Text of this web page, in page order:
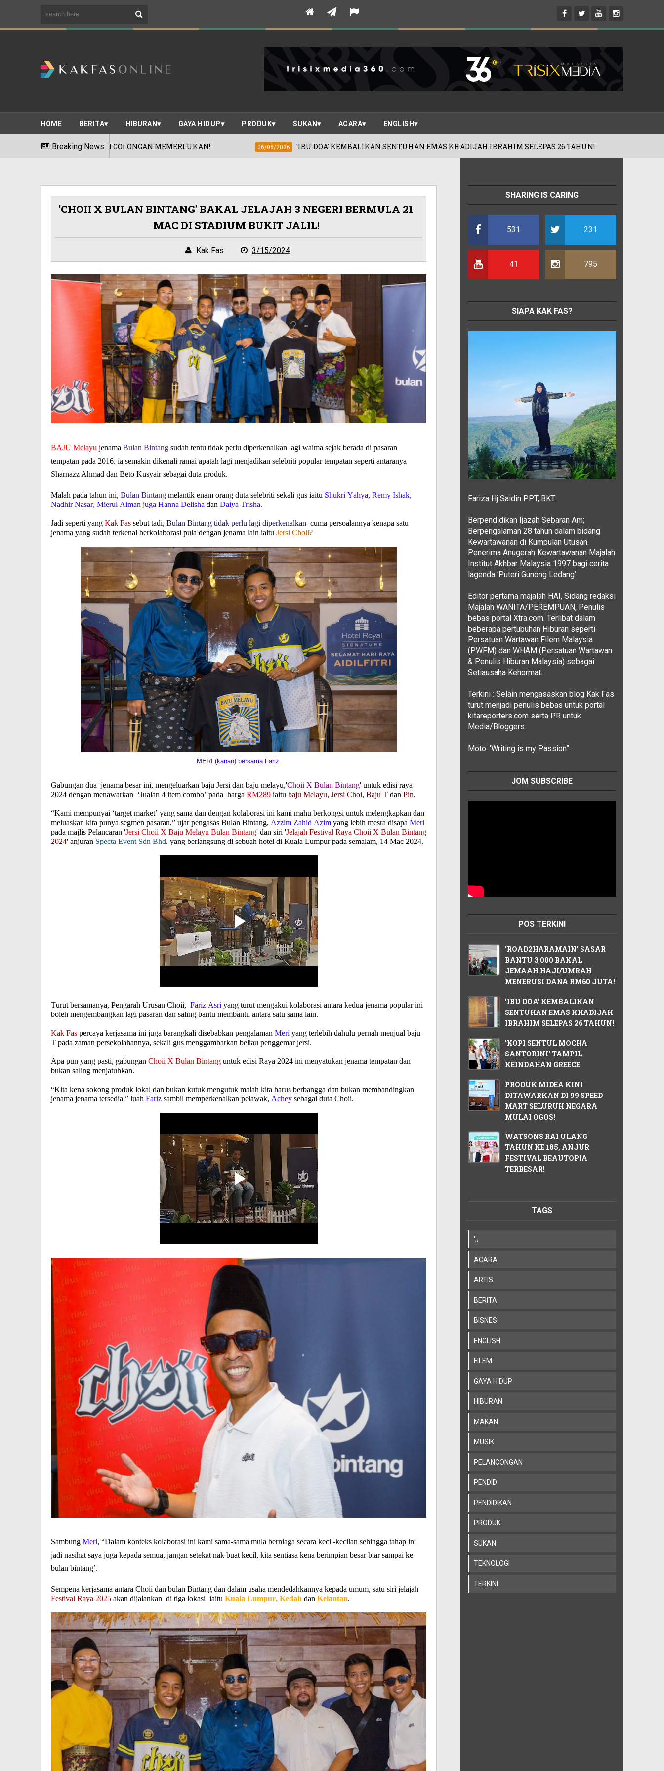
HOME BERITA HIBURAN GAYA HIDUP PRODUK SUKAN ACARA ENGLISH
Breaking News
GOLONGAN MEMERLUKAN! 06/08/2026 'IBU DOA' KEMBALIKAN SENTUHAN EMAS KHADIJAH IBRAHIM SELEPAS 26 TAHUN! 01/08/2026 'ROAD2HARAMAIN'
'CHOII X BULAN BINTANG' BAKAL JELAJAH 3 NEGERI BERMULA 21
MAC DI STADIUM BUKIT JALIL!
Kak Fas 3/15/2024
BAJU Melayu jenama Bulan Bintang sudah tentu tidak perlu diperkenalkan lagi waima sejak berada di pasaran
tempatan pada 2016, ia semakin dikenali ramai apatah lagi menjadikan selebriti popular tempatan seperti antaranya
Sharnazz Ahmad dan Beto Kusyair sebagai duta produk.
Malah pada tahun ini, Bulan Bintang melantik enam orang duta selebriti sekali gus iaitu Shukri Yahya, Remy Ishak,
Nadhir Nasar, Mierul Aiman juga Hanna Delisha dan Daiya Trisha.
Jadi seperti yang Kak Fas sebut tadi, Bulan Bintang tidak perlu lagi diperkenalkan cuma persoalannya kenapa satu
jenama yang sudah terkenal berkolaborasi pula dengan jenama lain iaitu Jersi Choii?
MERI (kanan) bersama Fariz.
Gabungan dua jenama besar ini, mengeluarkan baju Jersi dan baju melayu,'Choii X Bulan Bintang' untuk edisi raya
2024 dengan menawarkan ‘Jualan 4 item combo’ pada harga RM289 iaitu baju Melayu, Jersi Choi, Baju T dan Pin.
“Kami mempunyai ‘target market’ yang sama dan dengan kolaborasi ini kami mahu berkongsi untuk melengkapkan dan
meluaskan kita punya segmen pasaran,” ujar pengasas Bulan Bintang, Azzim Zahid Azim yang lebih mesra disapa Meri
pada majlis Pelancaran 'Jersi Choii X Baju Melayu Bulan Bintang' dan siri 'Jelajah Festival Raya Choii X Bulan Bintang
2024' anjuran Specta Event Sdn Bhd. yang berlangsung di sebuah hotel di Kuala Lumpur pada semalam, 14 Mac 2024.
Turut bersamanya, Pengarah Urusan Choii, Fariz Asri yang turut mengakui kolaborasi antara kedua jenama popular ini
boleh mengembangkan lagi pasaran dan saling bantu membantu antara satu sama lain.
Kak Fas percaya kerjasama ini juga barangkali disebabkan pengalaman Meri yang terlebih dahulu pernah menjual baju
T pada zaman persekolahannya, sekali gus menggambarkan beliau penggemar jersi.
Apa pun yang pasti, gabungan Choii X Bulan Bintang untuk edisi Raya 2024 ini menyatukan jenama tempatan dan
bukan saling menjatuhkan.
“Kita kena sokong produk lokal dan bukan kutuk mengutuk malah kita harus berbangga dan bukan membandingkan
jenama jenama tersedia,” luah Fariz sambil memperkenalkan pelawak, Achey sebagai duta Choii.
Sambung Meri, “Dalam konteks kolaborasi ini kami sama-sama mula berniaga secara kecil-kecilan sehingga tahap ini
jadi nasihat saya juga kepada semua, jangan setekat nak buat kecil, kita sentiasa kena berimpian besar biar sampai ke
bulan bintang’.
Sempena kerjasama antara Choii dan bulan Bintang dan dalam usaha mendedahkannya kepada umum, satu siri jelajah
Festival Raya 2025 akan dijalankan di tiga lokasi iaitu Kuala Lumpur, Kedah dan Kelantan.
SHARING IS CARING
531 231
41 795
SIAPA KAK FAS?
Fariza Hj Saidin PPT, BKT.
Berpendidikan Ijazah Sebaran Am;
Berpengalaman 28 tahun dalam bidang
Kewartawanan di Kumpulan Utusan.
Penerima Anugerah Kewartawanan Majalah
Institut Akhbar Malaysia 1997 bagi cerita
lagenda ‘Puteri Gunong Ledang’.
Editor pertama majalah HAI, Sidang redaksi
Majalah WANITA/PEREMPUAN, Penulis
bebas portal Xtra.com. Terlibat dalam
beberapa pertubuhan Hiburan seperti
Persatuan Wartawan Filem Malaysia
(PWFM) dan WHAM (Persatuan Wartawan
& Penulis Hiburan Malaysia) sebagai
Setiausaha Kehormat.
Terkini : Selain mengasaskan blog Kak Fas
turut menjadi penulis bebas untuk portal
kitareporters.com serta PR untuk
Media/Bloggers.
Moto: ‘Writing is my Passion”.
JOM SUBSCRIBE
POS TERKINI
'ROAD2HARAMAIN' SASAR
BANTU 3,000 BAKAL
JEMAAH HAJI/UMRAH
MENERUSI DANA RM60 JUTA!
'IBU DOA' KEMBALIKAN
SENTUHAN EMAS KHADIJAH
IBRAHIM SELEPAS 26 TAHUN!
'KOPI SENTUL MOCHA
SANTORINI' TAMPIL
KEINDAHAN GREECE
PRODUK MIDEA KINI
DITAWARKAN DI 99 SPEED
MART SELURUH NEGARA
MULAI OGOS!
WATSONS RAI ULANG
TAHUN KE 185, ANJUR
FESTIVAL BEAUTOPIA
TERBESAR!
TAGS
';;
ACARA
ARTIS
BERITA
BISNES
ENGLISH
FILEM
GAYA HIDUP
HIBURAN
MAKAN
MUSIK
PELANCONGAN
PENDID
PENDIDIKAN
PRODUK
SUKAN
TEKNOLOGI
TERKINI